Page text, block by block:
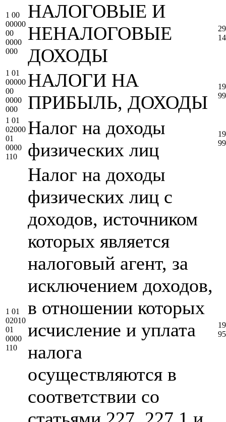
1 00
00000
00
0000
000
НАЛОГОВЫЕ И
НЕНАЛОГОВЫЕ
ДОХОДЫ
1 01
00000
00
0000
000
НАЛОГИ НА
ПРИБЫЛЬ, ДОХОДЫ
1 01
02000
01
0000
110
Налог на доходы
физических лиц
1 01
02010
01
0000
110
Налог на доходы
физических лиц с
доходов, источником
которых является
налоговый агент, за
исключением доходов,
в отношении которых
исчисление и уплата
налога
осуществляются в
соответствии со